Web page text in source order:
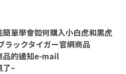
單學會如何購入小白虎和黑虎
ラックタイガー官網商品
品的通知e-mail
了~